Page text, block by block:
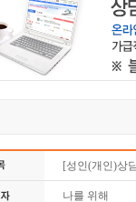
[성인(개인)상
나를 위해